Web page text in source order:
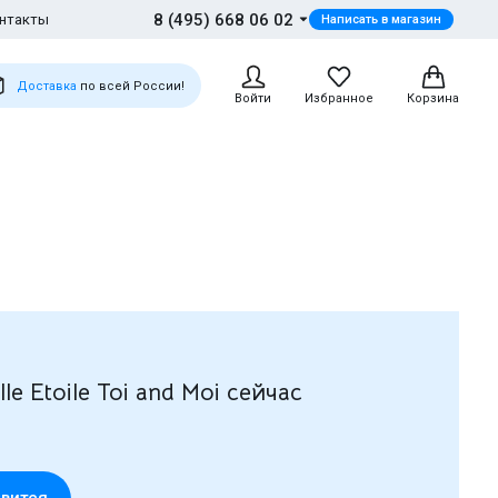
8 (495) 668 06 02 Написать в магазин
Доставка по всей России!
Войти
Избранное Корзина
Etoile Toi and Moi сейчас